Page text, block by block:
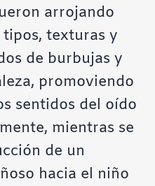
arrojando
texturas y
de burbujas y
promoviendo
sentidos del oído
mientras se
de un
hacia el niño